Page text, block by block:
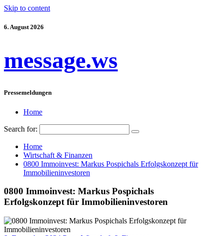
Skip to content
6. August 2026
message.ws
Pressemeldungen
Home
Search for:
Home
Wirtschaft & Finanzen
0800 Immoinvest: Markus Pospichals Erfolgskonzept für
Immobilieninvestoren
0800 Immoinvest: Markus Pospichals
Erfolgskonzept für Immobilieninvestoren